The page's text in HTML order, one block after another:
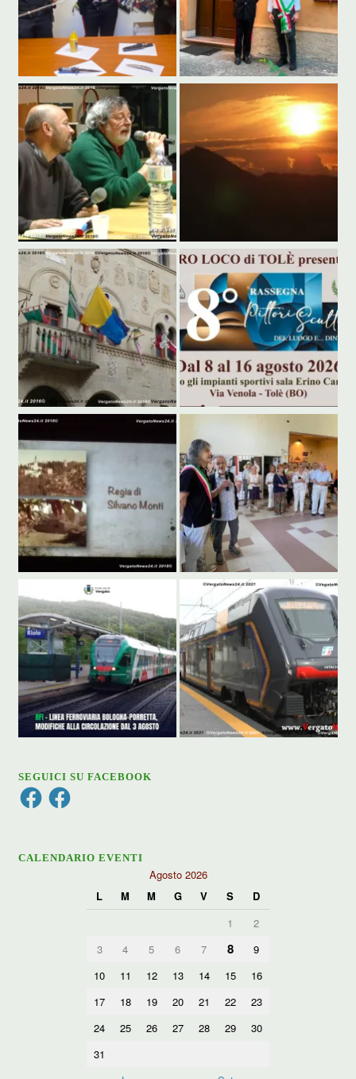
SEGUICI SU FACEBOOK
FacebookFacebook
CALENDARIO EVENTI
Agosto 2026
L
M M G V S
D
1
2
3
4 5 6 7 8
9
10
11 12 13 14 15
16
17
18 19 20 21 22
23
24
25 26 27 28 29
30
31